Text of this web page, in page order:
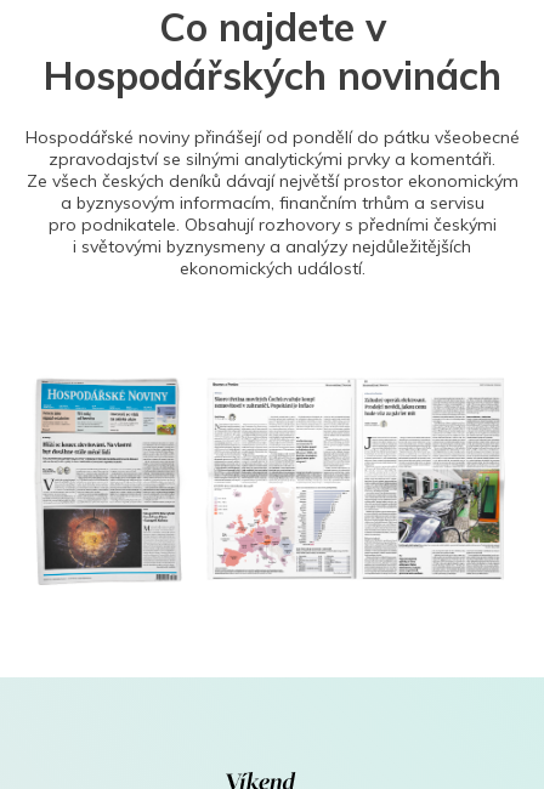
Co najdete v
Hospodářských novinách
Hospodářské noviny přinášejí od pondělí do pátku všeobecné
zpravodajství se silnými analytickými prvky a komentáři.
Ze všech českých deníků dávají největší prostor ekonomickým
a byznysovým informacím, finančním trhům a servisu
pro podnikatele. Obsahují rozhovory s předními českými
i světovými byznysmeny a analýzy nejdůležitějších
ekonomických událostí.